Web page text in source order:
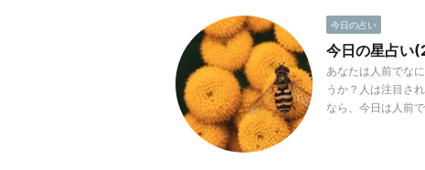
今日の占い
今日の星占
あなたは人前でな
うか？人は注目さ
なら、今日は人前